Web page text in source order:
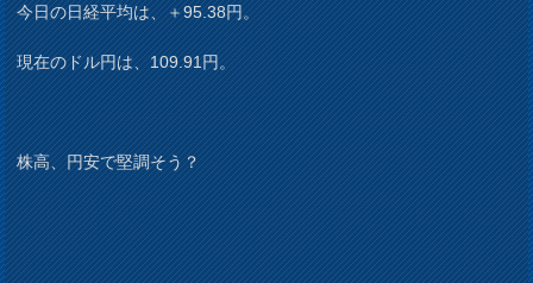
今日の日経平均は、＋95.38円。
現在のドル円は、109.91円。
株高、円安で堅調そう？